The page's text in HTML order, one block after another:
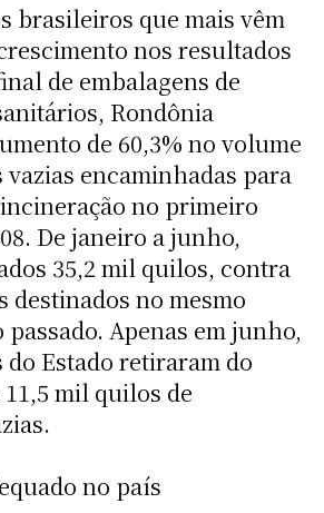
brasileiros que mais vêm
nos resultados
de embalagens de
Rondônia
de 60,3% no volume
vazias encaminhadas para
no primeiro
De janeiro a junho,
35,2 mil quilos, contra
destinados no mesmo
Apenas em junho,
Estado retiraram do
mil quilos de
no país